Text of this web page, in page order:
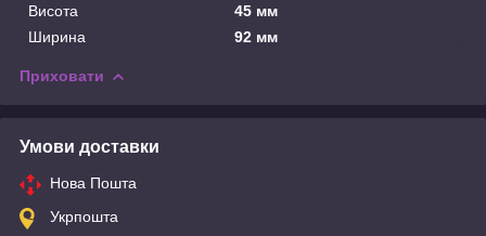
Висота
45 мм
Ширина
92 мм
Приховати
Умови доставки
Нова Пошта
Укрпошта